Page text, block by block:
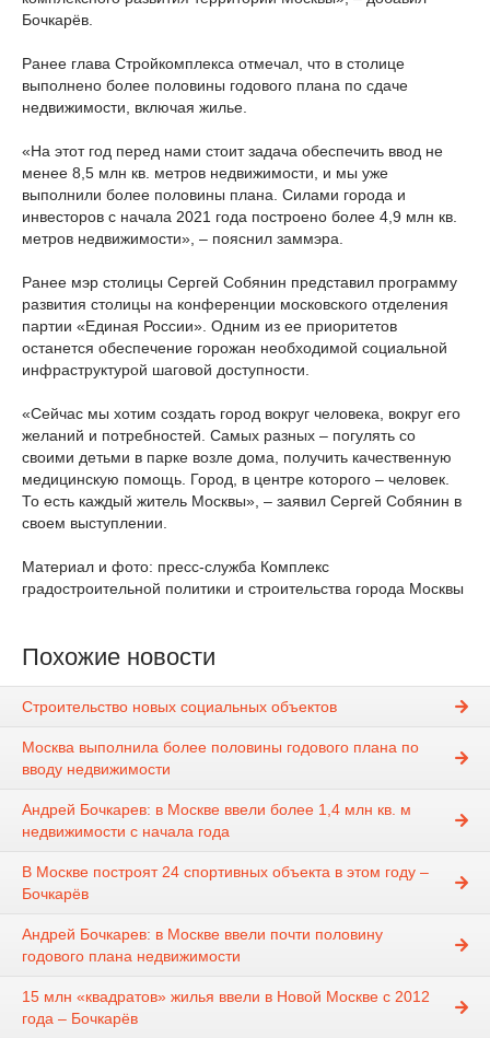
Бочкарёв.
Ранее глава Стройкомплекса отмечал, что в столице
выполнено более половины годового плана по сдаче
недвижимости, включая жилье.
«На этот год перед нами стоит задача обеспечить ввод не
менее 8,5 млн кв. метров недвижимости, и мы уже
выполнили более половины плана. Силами города и
инвесторов с начала 2021 года построено более 4,9 млн кв.
метров недвижимости», – пояснил заммэра.
Ранее мэр столицы Сергей Собянин представил программу
развития столицы на конференции московского отделения
партии «Единая России». Одним из ее приоритетов
останется обеспечение горожан необходимой социальной
инфраструктурой шаговой доступности.
«Сейчас мы хотим создать город вокруг человека, вокруг его
желаний и потребностей. Самых разных – погулять со
своими детьми в парке возле дома, получить качественную
медицинскую помощь. Город, в центре которого – человек.
То есть каждый житель Москвы», – заявил Сергей Собянин в
своем выступлении.
Материал и фото: пресс-служба Комплекс
градостроительной политики и строительства города Москвы
Похожие новости
Строительство новых социальных объектов
Москва выполнила более половины годового плана по
вводу недвижимости
Андрей Бочкарев: в Москве ввели более 1,4 млн кв. м
недвижимости с начала года
В Москве построят 24 спортивных объекта в этом году –
Бочкарёв
Андрей Бочкарев: в Москве ввели почти половину
годового плана недвижимости
15 млн «квадратов» жилья ввели в Новой Москве с 2012
года – Бочкарёв